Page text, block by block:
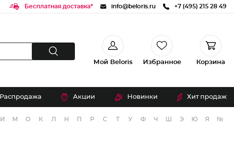
Бесплатная доставка* info@beloris.ru +7 (495) 215 28 49
Мой Beloris Избранное Корзина
Распродажа Акции Новинки Хит продаж
И М О К Л Н П Р С Т У Ф Ч Э Ю Я №